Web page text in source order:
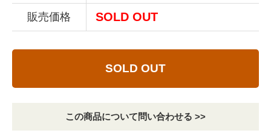
販売価格 SOLD OUT
SOLD OUT
この商品について問い合わせる >>